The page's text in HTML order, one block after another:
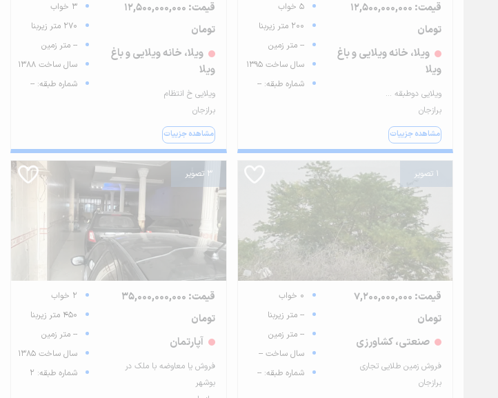
قیمت: 12,500,000,000
تومان
ویلا، خانه ویلایی و باغ
ویلا
ویلایی دوطبقه ...
برازجان
مشاهده جزییات
5 خواب
200 متر زیربنا
-- متر زمین
سال ساخت 1395
شماره طبقه: --
قیمت: 12,500,000,000
تومان
ویلا، خانه ویلایی و باغ
ویلا
ویلایی خ انتظام
برازجان
مشاهده جزییات
3 خواب
270 متر زیربنا
-- متر زمین
سال ساخت 1388
شماره طبقه: --
1 تصویر
قیمت: 7,200,000,000
تومان
صنعتی، کشاورزی
فروش زمین طلایی تجاری
برازجان
0 خواب
-- متر زیربنا
-- متر زمین
سال ساخت --
شماره طبقه: --
3 تصویر
قیمت: 35,000,000,000
تومان
آپارتمان
فروش یا معاوضه با ملک در
بوشهر
2 خواب
450 متر زیربنا
-- متر زمین
سال ساخت 1385
شماره طبقه: 2